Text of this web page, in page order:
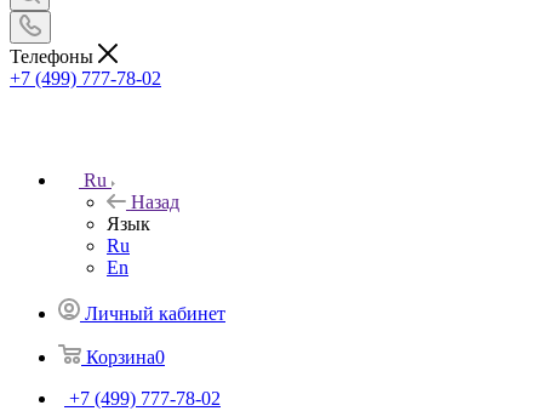
Телефоны
+7 (499) 777-78-02
Ru
Назад
Язык
Ru
En
Личный кабинет
Корзина0
+7 (499) 777-78-02